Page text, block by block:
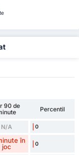
90 de
Percentil
N/A 0
în
joc
0